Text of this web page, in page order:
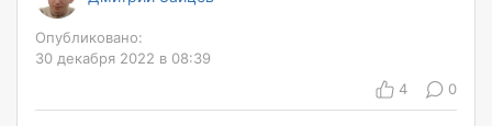
Опубликовано:
30 декабря 2022 в 08:39
4
0